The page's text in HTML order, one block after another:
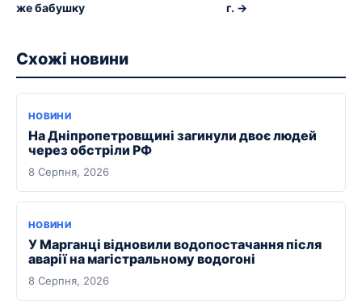
же бабушку
г. →
Схожі новини
НОВИНИ
На Дніпропетровщині загинули двоє людей
через обстріли РФ
8 Серпня, 2026
НОВИНИ
У Марганці відновили водопостачання після
аварії на магістральному водогоні
8 Серпня, 2026